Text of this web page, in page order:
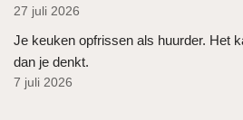
27 juli 2026
Je keuken opfrissen als huurder. Het
dan je denkt.
7 juli 2026